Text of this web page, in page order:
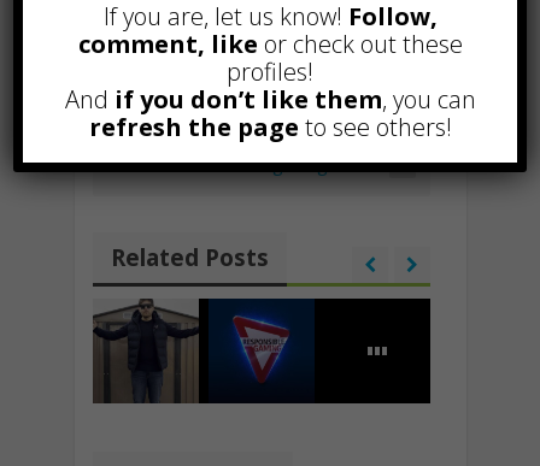
k p at
Li
n
k
vi
di
Curabitur malesuada
Blog Image Post
Related Posts
If you are, let us know! Follow,
comment, like or check out these
profiles!
And if you don’t like them, you can
refresh the page to see others!